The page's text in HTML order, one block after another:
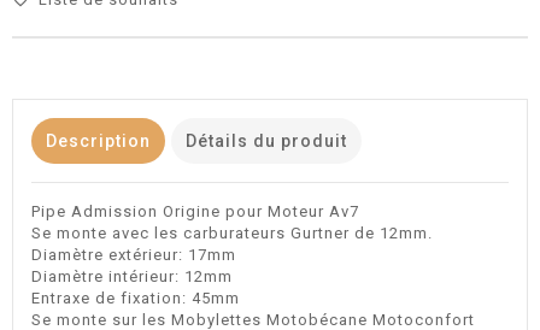
Description Détails du produit
Pipe Admission Origine pour Moteur Av7
Se monte avec les carburateurs Gurtner de 12mm.
Diamètre extérieur: 17mm
Diamètre intérieur: 12mm
Entraxe de fixation: 45mm
Se monte sur les Mobylettes Motobécane Motoconfort